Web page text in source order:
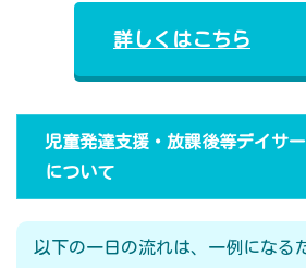
詳しくはこちら
児童発達支援・放課後等デイサ
について
以下の一日の流れは、一例になる